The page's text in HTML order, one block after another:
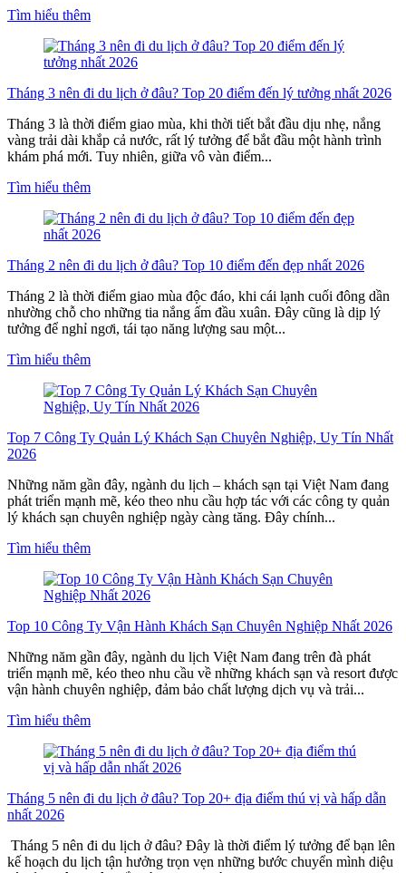
Tìm hiểu thêm
Tháng 3 nên đi du lịch ở đâu? Top 20 điểm đến lý tưởng nhất 2026
Tháng 3 là thời điểm giao mùa, khi thời tiết bắt đầu dịu nhẹ, nắng
vàng trải dài khắp cả nước, rất lý tưởng để bắt đầu một hành trình
khám phá mới. Tuy nhiên, giữa vô vàn điểm...
Tìm hiểu thêm
Tháng 2 nên đi du lịch ở đâu? Top 10 điểm đến đẹp nhất 2026
Tháng 2 là thời điểm giao mùa độc đáo, khi cái lạnh cuối đông dần
nhường chỗ cho những tia nắng ấm đầu xuân. Đây cũng là dịp lý
tưởng để nghỉ ngơi, tái tạo năng lượng sau một...
Tìm hiểu thêm
Top 7 Công Ty Quản Lý Khách Sạn Chuyên Nghiệp, Uy Tín Nhất
2026
Những năm gần đây, ngành du lịch – khách sạn tại Việt Nam đang
phát triển mạnh mẽ, kéo theo nhu cầu hợp tác với các công ty quản
lý khách sạn chuyên nghiệp ngày càng tăng. Đây chính...
Tìm hiểu thêm
Top 10 Công Ty Vận Hành Khách Sạn Chuyên Nghiệp Nhất 2026
Những năm gần đây, ngành du lịch Việt Nam đang trên đà phát
triển mạnh mẽ, kéo theo nhu cầu về những khách sạn và resort được
vận hành chuyên nghiệp, đảm bảo chất lượng dịch vụ và trải...
Tìm hiểu thêm
Tháng 5 nên đi du lịch ở đâu? Top 20+ địa điểm thú vị và hấp dẫn
nhất 2026
Tháng 5 nên đi du lịch ở đâu? Đây là thời điểm lý tưởng để bạn lên
kế hoạch du lịch tận hưởng trọn vẹn những bước chuyển mình diệu